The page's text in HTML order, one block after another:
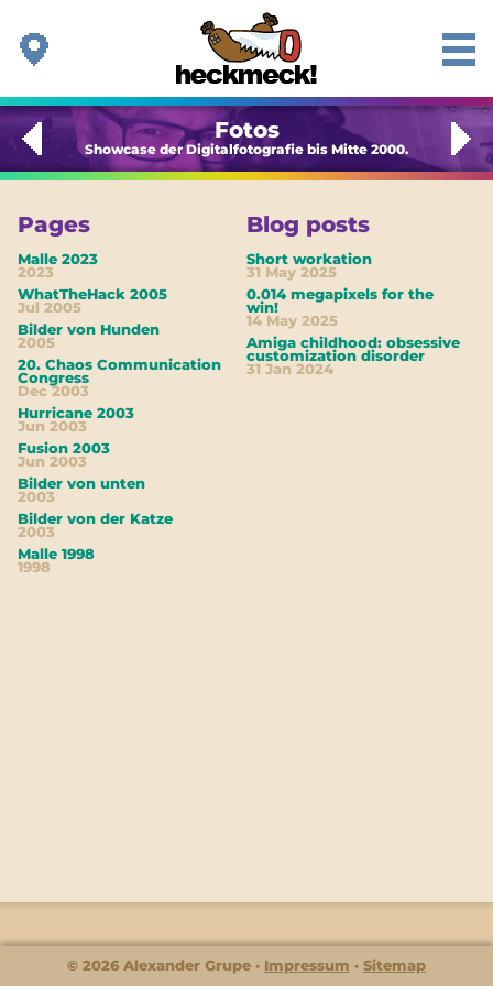
Fotos
Showcase der Digitalfotografie bis Mitte 2000.
Pages
Malle 2023
2023
WhatTheHack 2005
Jul 2005
Bilder von Hunden
2005
20. Chaos Communication
Congress
Dec 2003
Hurricane 2003
Jun 2003
Fusion 2003
Jun 2003
Bilder von unten
2003
Bilder von der Katze
2003
Malle 1998
1998
Blog posts
Short workation
31 May 2025
0.014 megapixels for the
win!
14 May 2025
Amiga childhood: obsessive
customization disorder
31 Jan 2024
© 2026 Alexander Grupe Impressum Sitemap